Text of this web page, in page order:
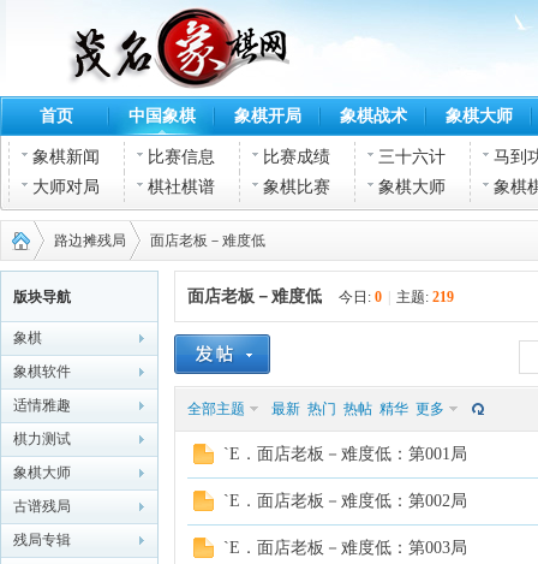
首页 中国象棋 象棋开局 象棋战术 象棋大师
象棋新闻 比赛信息 比赛成绩 三十六计
马到
大师对局
棋社棋谱 象棋比赛 象棋大师 象棋
茂名›
路边摊残局 面店老板－难度低
版块导航
象棋
象棋软件
适情雅趣
棋力测试
象棋大师
古谱残局
残局专辑
面店老板－难度低 今日: 0 主题: 219
全部主题 最新 热门 热帖 精华 更多
`E．面店老板－难度低：第001局
`E．面店老板－难度低：第002局
`E．面店老板－难度低：第003局